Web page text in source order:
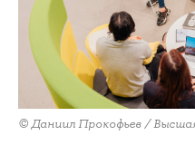
© Даниил Прокофьев /